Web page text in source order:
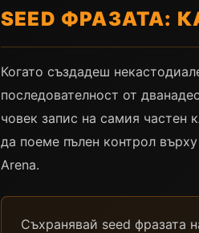
SEED ФРАЗАТА:
Когато създадеш
последователност от
човек запис на самия
да поеме пълен контрол
Arena.
Съхранявай seed фразата